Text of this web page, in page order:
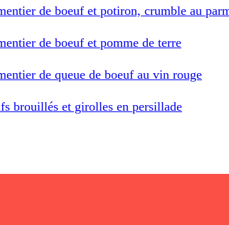
de boeuf et potiron, crumble au
de boeuf et pomme de terre
de queue de boeuf au vin rouge
brouillés et girolles en persillade